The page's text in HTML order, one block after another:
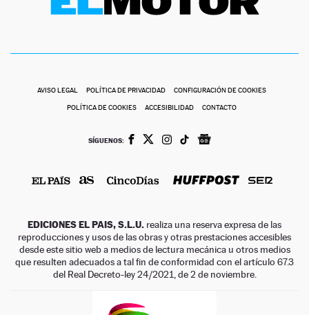
AVISO LEGAL POLÍTICA DE PRIVACIDAD CONFIGURACIÓN DE COOKIES
POLÍTICA DE COOKIES ACCESIBILIDAD CONTACTO
SÍGUENOS:
EDICIONES EL PAIS, S.L.U. realiza una reserva expresa de las
reproducciones y usos de las obras y otras prestaciones accesibles
desde este sitio web a medios de lectura mecánica u otros medios
que resulten adecuados a tal fin de conformidad con el artículo 67.3
del Real Decreto-ley 24/2021, de 2 de noviembre.